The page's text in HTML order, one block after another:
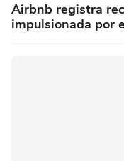
Airbnb registra
impulsionada por